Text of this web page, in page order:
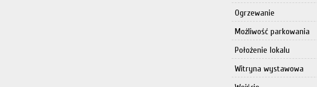
Ogrzewanie
Możliwość parkowania
Położenie lokalu
Witryna wystawowa